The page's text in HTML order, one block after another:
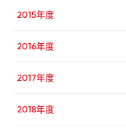
2015年度
2016年度
2017年度
2018年度